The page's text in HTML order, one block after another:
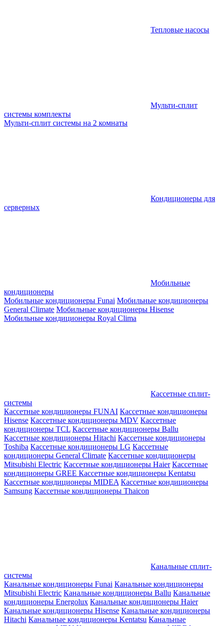
Тепловые насосы
Мульти-сплит
системы комплекты
Мульти-сплит системы на 2 комнаты
Кондиционеры для
серверных
Мобильные
кондиционеры
Мобильные кондиционеры Funai Мобильные кондиционеры
General Climate Мобильные кондиционеры Hisense
Мобильные кондиционеры Royal Clima
Кассетные сплит-
системы
Кассетные кондиционеры FUNAI Кассетные кондиционеры
Hisense Кассетные кондиционеры MDV Кассетные
кондиционеры TCL Кассетные кондиционеры Ballu
Кассетные кондиционеры Hitachi Кассетные кондиционеры
Toshiba Кассетные кондиционеры LG Кассетные
кондиционеры General Climate Кассетные кондиционеры
Mitsubishi Electric Кассетные кондиционеры Haier Кассетные
кондиционеры GREE Кассетные кондиционеры Kentatsu
Кассетные кондиционеры MIDEA Кассетные кондиционеры
Samsung Кассетные кондиционеры Thaicon
Канальные сплит-
системы
Канальные кондиционеры Funai Канальные кондиционеры
Mitsubishi Electric Канальные кондиционеры Ballu Канальные
кондиционеры Energolux Канальные кондиционеры Haier
Канальные кондиционеры Hisense Канальные кондиционеры
Hitachi Канальные кондиционеры Kentatsu Канальные